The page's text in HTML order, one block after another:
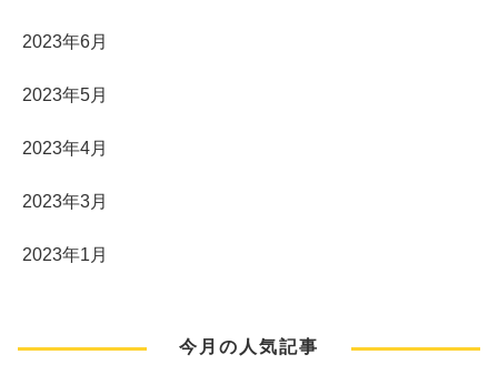
2023年6月
2023年5月
2023年4月
2023年3月
2023年1月
今月の人気記事